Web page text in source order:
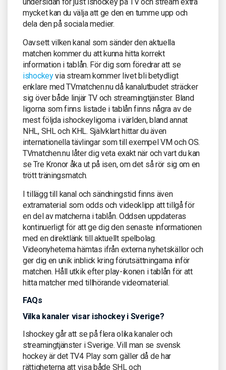
mycket kan du välja att ge den en tumme upp och
dela den på sociala medier.
Oavsett vilken kanal som sänder den aktuella
matchen kommer du att kunna hitta korrekt
information i tablån. För dig som föredrar att se
ishockeyvia stream kommer livet bli betydligt
enklare med TVmatchen.nu då kanalutbudet sträcker
sig över både linjär TV och streamingtjänster. Bland
ligorna som finns listade i tablån finns några av de
mest följda ishockeyligorna i världen, bland annat
NHL, SHL och KHL. Självklart hittar du även
internationella tävlingar som till exempel VM och OS.
TVmatchen.nu låter dig veta exakt när och vart du kan
se Tre Kronor åka ut på isen, om det så rör sig om en
trött träningsmatch.
I tillägg till kanal och sändningstid finns även
extramaterial som odds och videoklipp att tillgå för
en del av matcherna i tablån. Oddsen uppdateras
kontinuerligt för att ge dig den senaste informationen
med en direktlänk till aktuellt spelbolag.
Videonyheterna hämtas ifrån externa nyhetskällor och
ger dig en unik inblick kring förutsättningarna inför
matchen. Håll utkik efter play-ikonen i tablån för att
hitta matcher med tillhörande videomaterial.
FAQs
Vilka kanaler visar ishockey i Sverige?
Ishockey går att se på flera olika kanaler och
streamingtjänster i Sverige. Vill man se svensk
hockey är det TV4 Play som gäller då de har
rättigheterna att visa både SHL och